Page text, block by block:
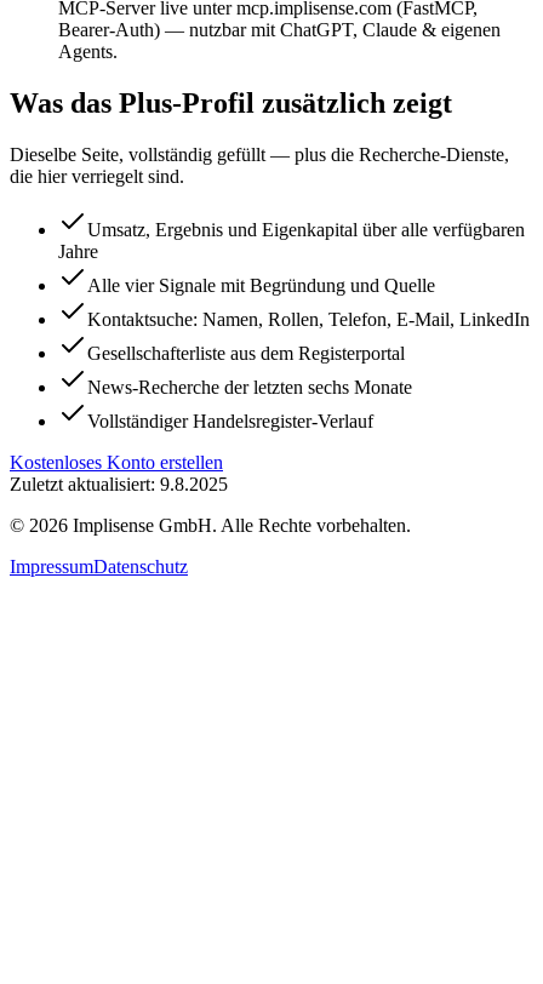
MCP-Server live unter mcp.implisense.com (FastMCP,
Bearer-Auth) — nutzbar mit ChatGPT, Claude & eigenen
Agents.
Was das Plus-Profil zusätzlich zeigt
Dieselbe Seite, vollständig gefüllt — plus die Recherche-Dienste,
die hier verriegelt sind.
Umsatz, Ergebnis und Eigenkapital über alle verfügbaren
Jahre
Alle vier Signale mit Begründung und Quelle
Kontaktsuche: Namen, Rollen, Telefon, E-Mail, LinkedIn
Gesellschafterliste aus dem Registerportal
News-Recherche der letzten sechs Monate
Vollständiger Handelsregister-Verlauf
Kostenloses Konto erstellen
Zuletzt aktualisiert: 9.8.2025
© 2026 Implisense GmbH. Alle Rechte vorbehalten.
ImpressumDatenschutz